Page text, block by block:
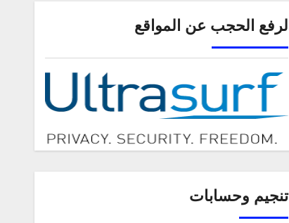
لرفع الحجب عن المواقع
تنجيم وحسابات